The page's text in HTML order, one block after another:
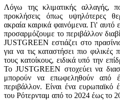
Λόγω της κλιματικής αλλαγής,
προκλήσεις όπως υψηλότερες
ακραία καιρικά φαινόμενα. Γι' αυτό
προσαρμόζουμε το περιβάλλον
JUSTGREEN εστιάζει στο
για να τις καταστήσει πιο
τους κατοίκους, ειδικά υπό την
Το JUSTGREEN στοχεύει να
μπορούν να επωφεληθούν από
περιβάλλον. Είναι ένα ευρωπαϊκό
του Ρότερνταμ από το 2024 έως το